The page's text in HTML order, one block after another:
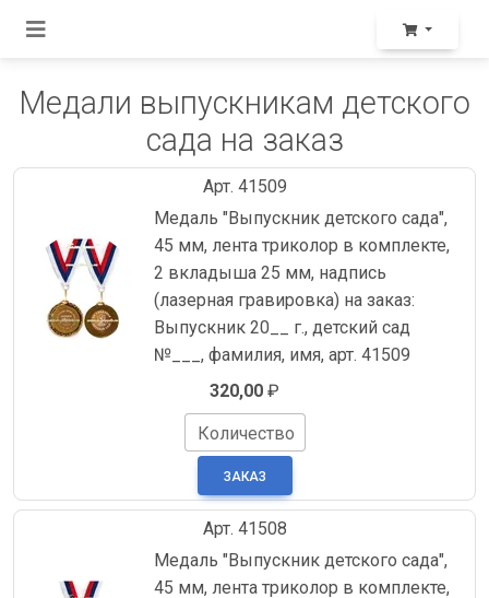
Медали выпускникам детского
сада на заказ
Арт. 41509
Медаль "Выпускник детского сада",
45 мм, лента триколор в комплекте,
2 вкладыша 25 мм, надпись
(лазерная гравировка) на заказ:
Выпускник 20__ г., детский сад
№___, фамилия, имя, арт. 41509
320,00 ₽
Количество
Арт. 41508
Медаль "Выпускник детского сада",
45 мм, лента триколор в комплекте,